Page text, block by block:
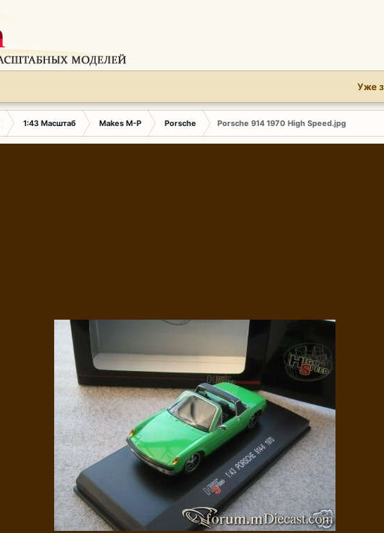
Уже
1:43 Масштаб Makes M-P Porsche Porsche 914 1970 High Speed.jpg